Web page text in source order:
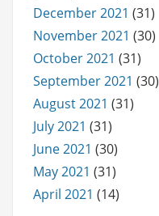
December 2021 (31)
November 2021 (30)
October 2021 (31)
September 2021 (30)
August 2021 (31)
July 2021 (31)
June 2021 (30)
May 2021 (31)
April 2021 (14)